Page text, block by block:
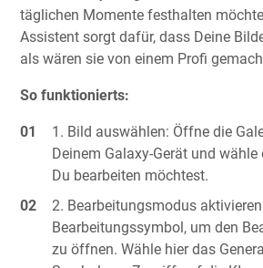
täglichen Momente festhalten
Assistent sorgt dafür, dass Deine
als wären sie von einem Profi
So funktionierts:
Bild auswählen: Öffne die
Deinem Galaxy-Gerät und
Du bearbeiten möchtest.
Bearbeitungsmodus
Bearbeitungssymbol, um den
zu öffnen. Wähle hier das